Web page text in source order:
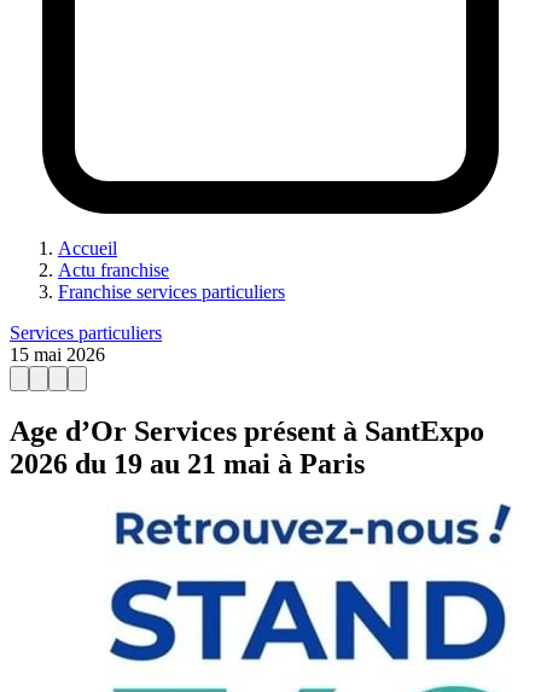
Accueil
Actu franchise
Franchise services particuliers
Services particuliers
15 mai 2026
Age d’Or Services présent à SantExpo
2026 du 19 au 21 mai à Paris